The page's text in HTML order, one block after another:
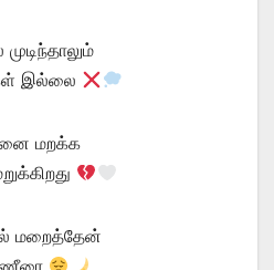
இல்லை
மறக்க
மறைத்தேன்